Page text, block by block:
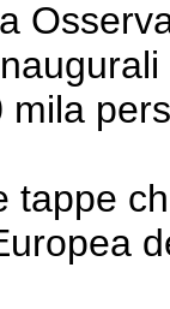
mila
tappe